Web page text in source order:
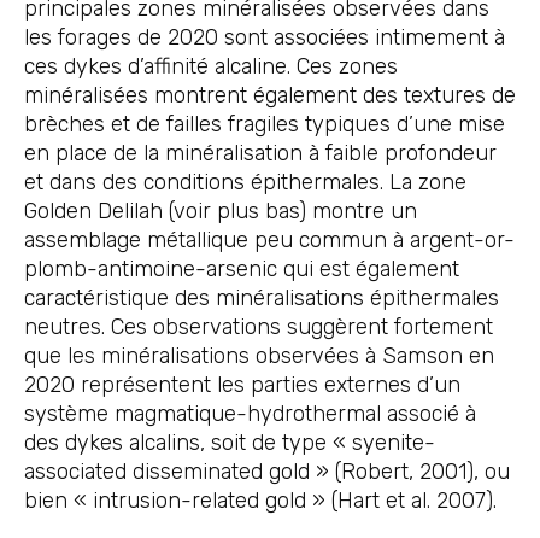
principales zones minéralisées observées dans
les forages de 2020 sont associées intimement à
ces dykes d’affinité alcaline. Ces zones
minéralisées montrent également des textures de
brèches et de failles fragiles typiques d’une mise
en place de la minéralisation à faible profondeur
et dans des conditions épithermales. La zone
Golden Delilah (voir plus bas) montre un
assemblage métallique peu commun à argent-or-
plomb-antimoine-arsenic qui est également
caractéristique des minéralisations épithermales
neutres. Ces observations suggèrent fortement
que les minéralisations observées à Samson en
2020 représentent les parties externes d’un
système magmatique-hydrothermal associé à
des dykes alcalins, soit de type « syenite-
associated disseminated gold » (Robert, 2001), ou
bien « intrusion-related gold » (Hart et al. 2007).